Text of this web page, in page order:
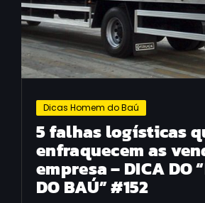
Dicas Homem do Baú
5 falhas logísticas
enfraquecem as
empresa – DICA DO
DO BAÚ” #152